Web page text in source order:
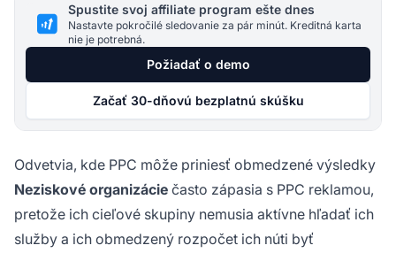
Spustite svoj affiliate program ešte dnes
Nastavte pokročilé sledovanie za pár minút. Kreditná karta
nie je potrebná.
Požiadať o demo
Začať 30-dňovú bezplatnú skúšku
Odvetvia, kde PPC môže priniesť obmedzené výsledky
Neziskové organizácie často zápasia s PPC reklamou,
pretože ich cieľové skupiny nemusia aktívne hľadať ich
služby a ich obmedzený rozpočet ich núti byť